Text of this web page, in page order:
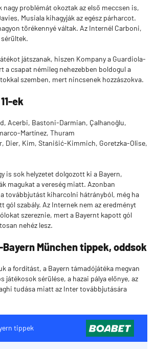
nagy problémát okoztak az első meccsen is,
Musiala kihagyják az egész párharcot.
törékennyé váltak. Az Internél Carboni,
játszanak, hiszen Kompany a Guardiola-
a csapat némileg nehezebben boldogul a
szemben, mert nincsenek hozzászokva.
ek
Acerbi, Bastoni-Darmian, Çalhanoğlu,
Martínez, Thuram
Dier, Kim, Stanišić-Kimmich, Goretzka-Olise,
is sok helyzetet dolgozott ki a Bayern,
magukat a vereség miatt. Azonban
a továbbjutást kiharcolni hátrányból, még ha
gól szabály. Az Internek nem az eredményt
szereznie, mert a Bayernt kapott gól
nehéz lesz.
München tippek, oddsok
a fordítást, a Bayern támadójátéka megvan
játékosok sérülése, a hazai pálya előnye, az
tudása miatt az Inter továbbjutására
tippek